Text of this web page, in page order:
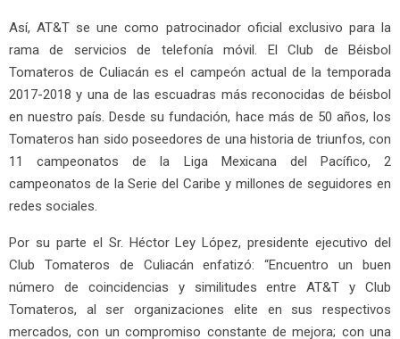
Así, AT&T se une como patrocinador oficial exclusivo para la
rama de servicios de telefonía móvil. El Club de Béisbol
Tomateros de Culiacán es el campeón actual de la temporada
2017-2018 y una de las escuadras más reconocidas de béisbol
en nuestro país. Desde su fundación, hace más de 50 años, los
Tomateros han sido poseedores de una historia de triunfos, con
11 campeonatos de la Liga Mexicana del Pacífico, 2
campeonatos de la Serie del Caribe y millones de seguidores en
redes sociales.
Por su parte el Sr. Héctor Ley López, presidente ejecutivo del
Club Tomateros de Culiacán enfatizó: “Encuentro un buen
número de coincidencias y similitudes entre AT&T y Club
Tomateros, al ser organizaciones elite en sus respectivos
mercados, con un compromiso constante de mejora; con una